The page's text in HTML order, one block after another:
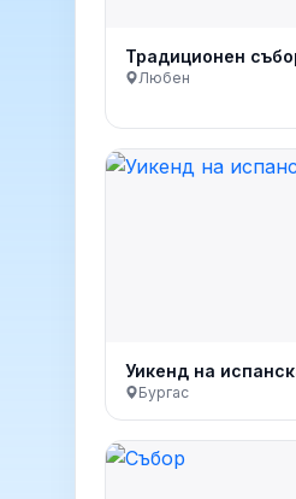
Традиционен
Любен
Уикенд на
Бургас